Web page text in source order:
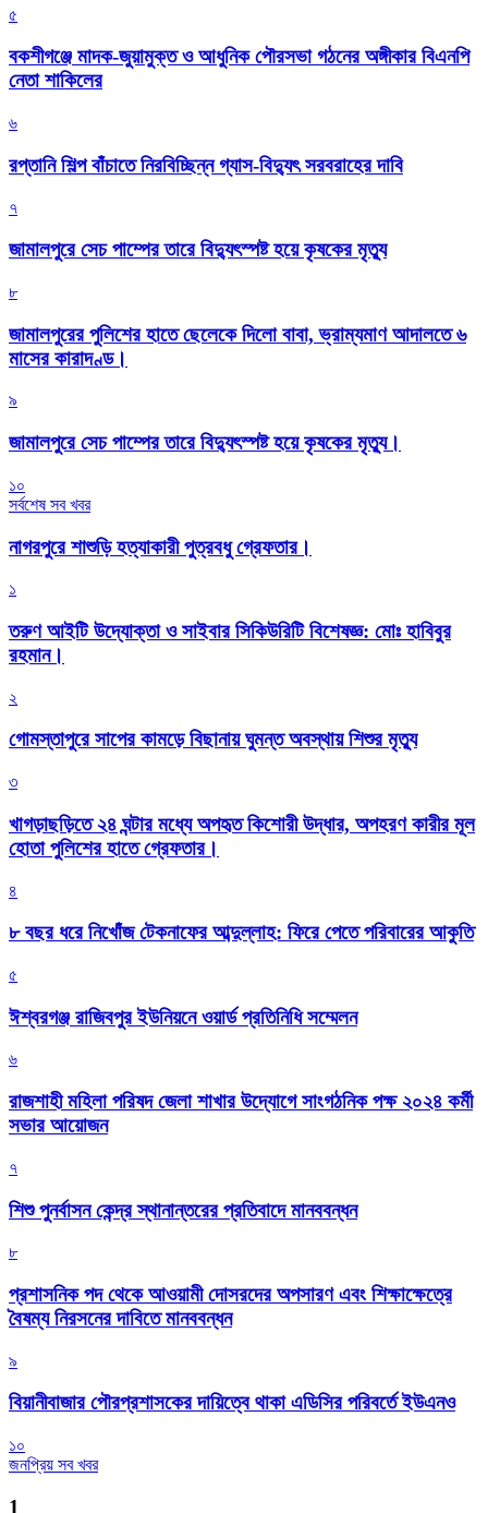
৫
বকশীগঞ্জে মাদক-জুয়ামুক্ত ও আধুনিক পৌরসভা গঠনের অঙ্গীকার বিএনপি
নেতা শাকিলের
৬
রপ্তানি শিল্প বাঁচাতে নিরবিচ্ছিন্ন গ্যাস-বিদ্যুৎ সরবরাহের দাবি
৭
জামালপুরে সেচ পাম্পের তারে বিদ্যুৎস্পষ্ট হয়ে কৃষকের মৃত্যু
৮
জামালপুরের পুলিশের হাতে ছেলেকে দিলো বাবা, ভ্রাম্যমাণ আদালতে ৬
মাসের কারাদণ্ড।
৯
জামালপুরে সেচ পাম্পের তারে বিদ্যুৎস্পষ্ট হয়ে কৃষকের মৃত্যু।
১০
সর্বশেষ সব খবর
নাগরপুরে শাশুড়ি হত্যাকারী পুত্রবধু গ্রেফতার।
১
তরুণ আইটি উদ্যোক্তা ও সাইবার সিকিউরিটি বিশেষজ্ঞ: মোঃ হাবিবুর
রহমান।
২
গোমস্তাপুরে সাপের কামড়ে বিছানায় ঘুমন্ত অবস্থায় শিশুর মৃত্যু
৩
খাগড়াছড়িতে ২৪ ঘন্টার মধ্যে অপহৃত কিশোরী উদ্ধার, অপহরণ কারীর মূল
হোতা পুলিশের হাতে গ্রেফতার।
৪
৮ বছর ধরে নিখোঁজ টেকনাফের আব্দুল্লাহ: ফিরে পেতে পরিবারের আকুতি
৫
ঈশ্বরগঞ্জ রাজিবপুর ইউনিয়নে ওয়ার্ড প্রতিনিধি সম্মেলন
৬
রাজশাহী মহিলা পরিষদ জেলা শাখার উদ্যোগে সাংগঠনিক পক্ষ ২০২৪ কর্মী
সভার আয়োজন
৭
শিশু পুনর্বাসন কেন্দ্র স্থানান্তরের প্রতিবাদে মানববন্ধন
৮
প্রশাসনিক পদ থেকে আওয়ামী দোসরদের অপসারণ এবং শিক্ষাক্ষেত্রে
বৈষম্য নিরসনের দাবিতে মানববন্ধন
৯
বিয়ানীবাজার পৌরপ্রশাসকের দায়িত্বে থাকা এডিসির পরিবর্তে ইউএনও
১০
জনপ্রিয় সব খবর
1